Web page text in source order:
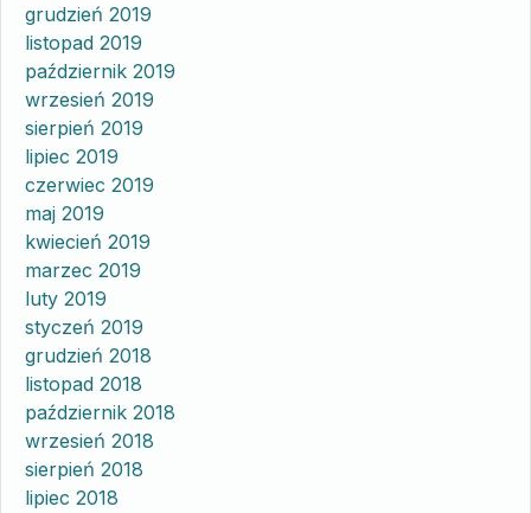
grudzień 2019
listopad 2019
październik 2019
wrzesień 2019
sierpień 2019
lipiec 2019
czerwiec 2019
maj 2019
kwiecień 2019
marzec 2019
luty 2019
styczeń 2019
grudzień 2018
listopad 2018
październik 2018
wrzesień 2018
sierpień 2018
lipiec 2018